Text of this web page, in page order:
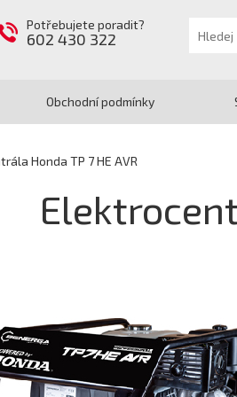
Potřebujete poradit?
602 430 322
Obchodní podmínky
Honda TP 7 HE AVR